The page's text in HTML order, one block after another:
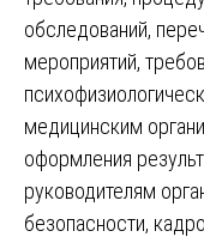
обследований,
мероприятий,
медицинским
оформления
руководителям
безопасности,